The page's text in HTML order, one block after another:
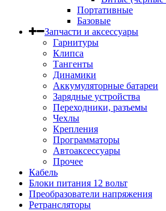
Портативные
Базовые
Запчасти и аксессуары
Гарнитуры
Клипса
Тангенты
Динамики
Аккумуляторные батареи
Зарядные устройства
Переходники, разъемы
Чехлы
Крепления
Программаторы
Автоаксессуары
Прочее
Кабель
Блоки питания 12 вольт
Преобразователи напряжения
Ретрансляторы